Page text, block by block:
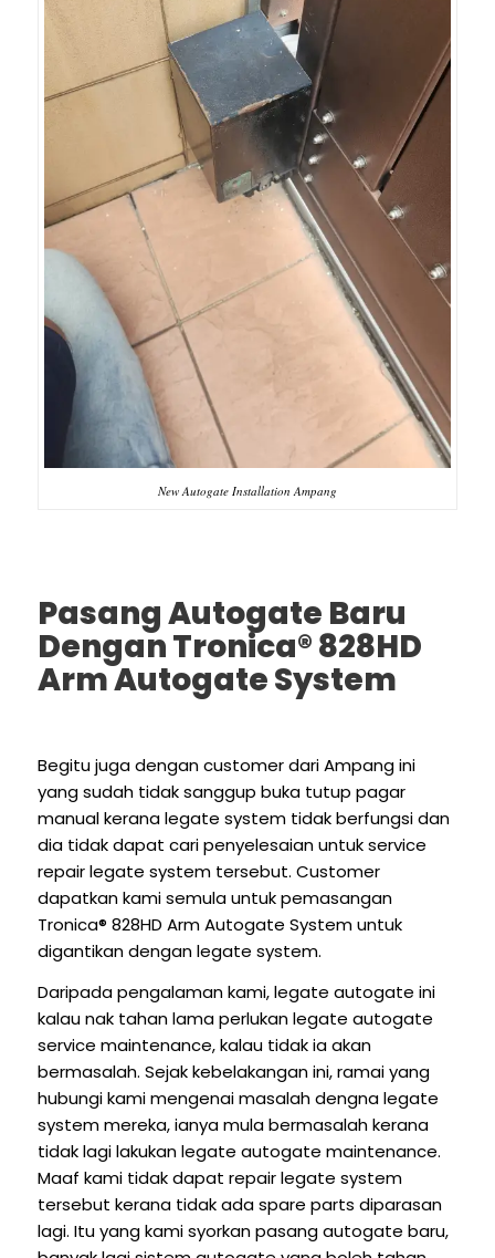
New Autogate Installation Ampang
Pasang Autogate Baru
Dengan Tronica® 828HD
Arm Autogate System
Begitu juga dengan customer dari Ampang ini
yang sudah tidak sanggup buka tutup pagar
manual kerana legate system tidak berfungsi dan
dia tidak dapat cari penyelesaian untuk service
repair legate system tersebut. Customer
dapatkan kami semula untuk pemasangan
Tronica® 828HD Arm Autogate System untuk
digantikan dengan legate system.
Daripada pengalaman kami, legate autogate ini
kalau nak tahan lama perlukan legate autogate
service maintenance, kalau tidak ia akan
bermasalah. Sejak kebelakangan ini, ramai yang
hubungi kami mengenai masalah dengna legate
system mereka, ianya mula bermasalah kerana
tidak lagi lakukan legate autogate maintenance.
Maaf kami tidak dapat repair legate system
tersebut kerana tidak ada spare parts diparasan
lagi. Itu yang kami syorkan pasang autogate baru,